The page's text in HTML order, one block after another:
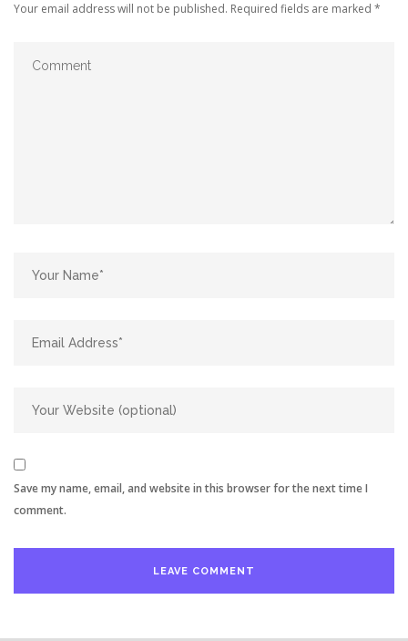
Your email address will not be published. Required fields are marked *
Save my name, email, and website in this browser for the next time I
comment.